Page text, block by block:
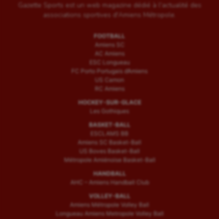
Gazette Sports est un web magazine dédié à l'actualité des
associations sportives d'Amiens Métropole.
FOOTBALL
Amiens SC
AC Amiens
ESC Longueau
FC Porto Portugais d’Amiens
US Camon
RC Amiens
HOCKEY-SUR-GLACE
Les Gothiques
BASKET-BALL
ESCLAMS BB
Amiens SC Basket-Ball
US Boves Basket-Ball
Métropole Amiénoise Basket-Ball
HANDBALL
AHC – Amiens Handball Club
VOLLEY-BALL
Amiens Métropole Volley Ball
Longueau Amiens Metropole Volley Ball